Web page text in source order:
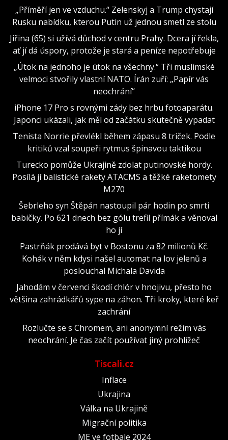
„Příměří jen ve vzduchu.“ Zelenskyj a Trump chystají
Rusku nabídku, kterou Putin už jednou smetl ze stolu
Jiřina (65) si užívá důchod v centru Prahy. Dcera jí řekla,
ať jí dá úspory, protože je stará a peníze nepotřebuje
„Útok na jednoho je útok na všechny.“ Tři muslimské
velmoci stvořily vlastní NATO. Írán zuří: „Papír vás
neochrání“
iPhone 17 Pro s rovnými zády bez hrbu fotoaparátu.
Japonci ukázali, jak měl od začátku skutečně vypadat
Tenista Norrie převlékl během zápasu 8 triček. Podle
kritiků vzal soupeři rytmus špinavou taktikou
Turecko pomůže Ukrajině zdolat putinovské hordy.
Posílá jí balistické rakety ATACMS a těžké raketomety
M270
Šebrleho syn Štěpán nastoupil pár hodin po smrti
babičky. Po 621 dnech bez gólu trefil přímák a věnoval
ho jí
Pastrňák prodává byt v Bostonu za 82 milionů Kč.
Kohák v něm kdysi našel automat na lov jelenů a
poslouchal Michala Davida
Jahodám v červenci škodí chlór v hnojivu, přesto ho
většina zahrádkářů sype na záhon. Tři kroky, které keř
zachrání
Rozlučte se s Chromem, ani anonymní režim vás
neochrání. Je čas začít používat jiný prohlížeč
Tiscali.cz
Inflace
Ukrajina
Válka na Ukrajině
Migrační politika
ME ve fotbale 2024